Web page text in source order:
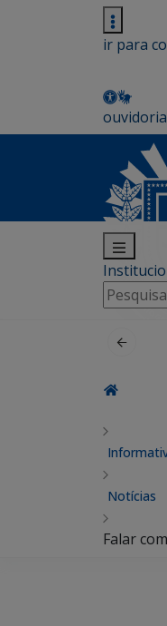
ir para
ouvidoria
Pesquisar
por:
Notícias
Falar